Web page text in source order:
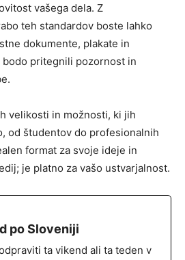
vašega dela. Z
teh standardov boste lahko
dokumente, plakate in
pritegnili pozornost in
velikosti in možnosti, ki jih
od študentov do profesionalnih
format za svoje ideje in
je platno za vašo ustvarjalnost.
po Sloveniji
ta vikend ali ta teden v